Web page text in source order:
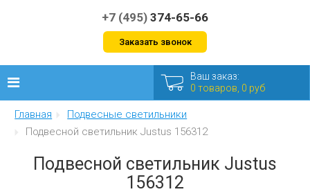
+7 (495) 374-65-66
Заказать звонок
Люстры
Ваш заказ:
0 товаров, 0 руб
Главная
Подвесные светильники
Подвесной светильник Justus 156312
Подвесной светильник Justus
156312